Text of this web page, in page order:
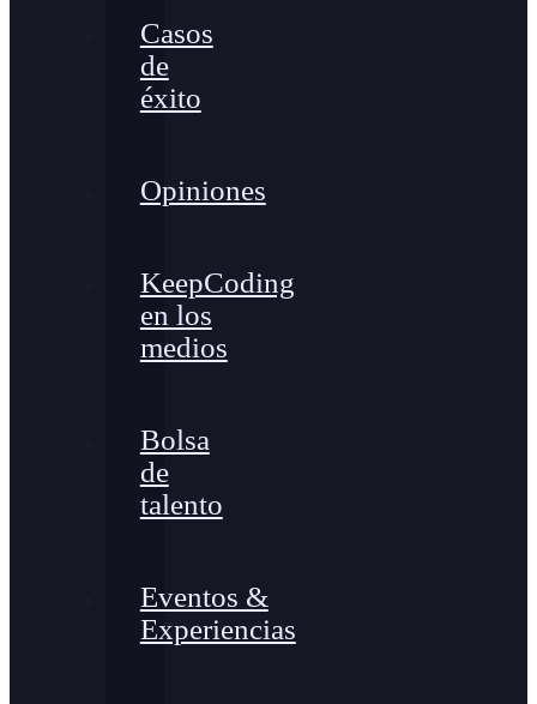
Casos
de
éxito
Opiniones
KeepCoding
en los
medios
Bolsa
de
talento
Eventos &
Experiencias